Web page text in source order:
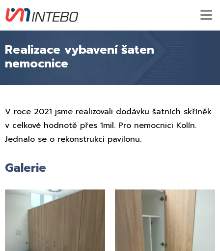
Realizace vybavení šaten
nemocnice
V roce 2021 jsme realizovali dodávku šatních skříněk
v celkové hodnotě přes 1mil. Pro nemocnici Kolín.
Jednalo se o rekonstrukci pavilonu.
Galerie